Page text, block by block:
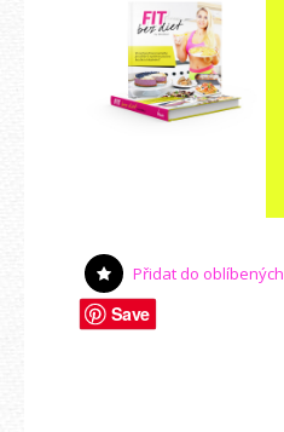
Přidat do oblíbených
Save